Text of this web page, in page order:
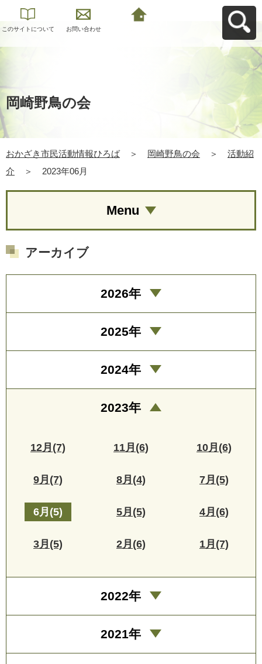
このサイトについて お問い合わせ
岡崎野鳥の会
おかざき市民活動情報ひろば ＞ 岡崎野鳥の会 ＞
活動紹
介
＞ 2023年06月
Menu
アーカイブ
2026年
2025年
2024年
2023年
12月(7) 11月(6) 10月(6)
9月(7) 8月(4) 7月(5)
6月(5) 5月(5) 4月(6)
3月(5) 2月(6) 1月(7)
2022年
2021年